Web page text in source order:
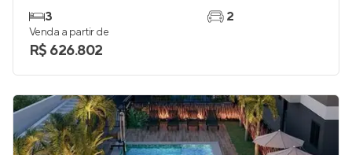
3
2
Venda a partir de
R$ 626.802